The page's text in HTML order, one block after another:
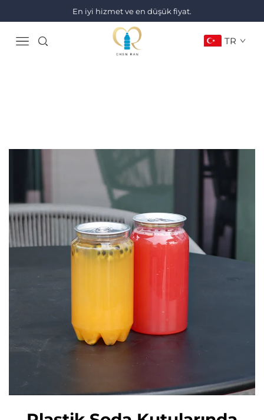
En iyi hizmet ve en düşük fiyat.
TR